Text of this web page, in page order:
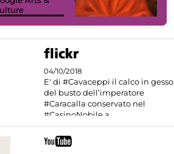
04/10/2018
E' di #Cavaceppi il calco in gesso
del busto dell’imperatore
#Caracalla conservato nel
#CasinoNobile a